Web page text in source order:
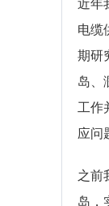
近年
电缆
期研
岛、
工作
应问
之前
岛，